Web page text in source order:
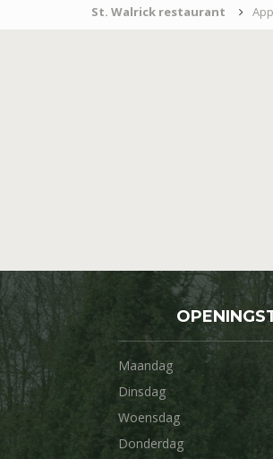
St. Walrick restaurant
Maandag
Dinsdag
Woensdag
Donderdag